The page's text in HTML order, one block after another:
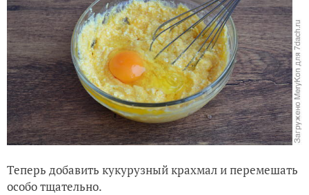
Теперь добавить кукурузный крахмал и перемешать
особо тщательно.